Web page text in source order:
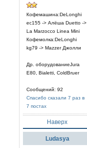
Кофемашина:DeLonghi
ec155 -> Алёша Duetto ->
La Marzocco Linea Mini
Кофемолка:DeLonghi
kg79 -> Mazzer Джолли
Др. оборудованиеJura
E80, Bialetti, ColdBruer
Сообщений: 92
Спасибо сказали 7 раз в
7 постах
Наверх
Ludasya